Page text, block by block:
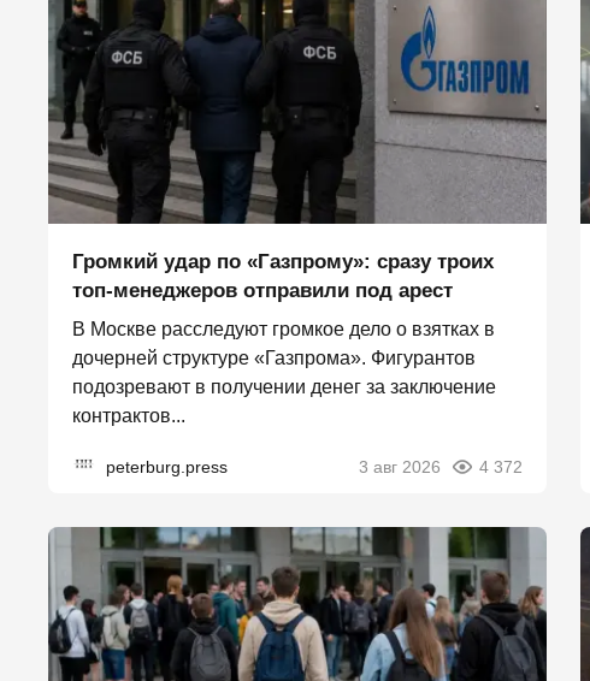
Громкий удар по «Газпрому»: сразу троих
топ-менеджеров отправили под арест
В Москве расследуют громкое дело о взятках в
дочерней структуре «Газпрома». Фигурантов
подозревают в получении денег за заключение
контрактов...
peterburg.press 3 авг 2026 4 372